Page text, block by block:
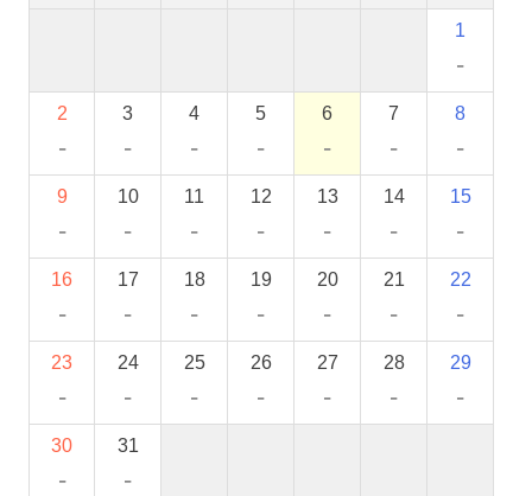
1
-
2
-
3
-
4
-
5
-
6
-
7
-
8
-
9
-
10
-
11
-
12
-
13
-
14
-
15
-
16
-
17
-
18
-
19
-
20
-
21
-
22
-
23
-
24
-
25
-
26
-
27
-
28
-
29
-
30
-
31
-